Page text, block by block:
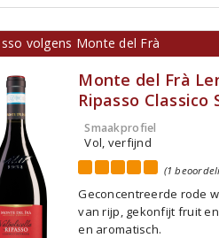
volgens Monte del Frà
Monte del Frà
Ripasso Classico
Smaakprofiel
Vol, verfijnd
(1
Geconcentreerde rode
van rijp, gekonfijt fruit
en aromatisch.